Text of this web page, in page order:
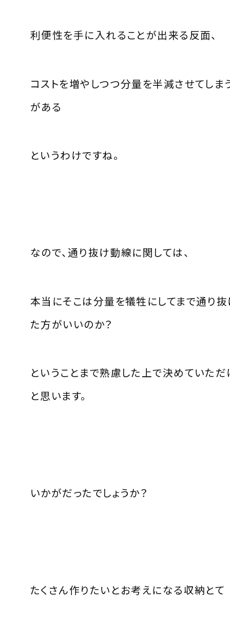
利便性を手に入れることが出来る反面、
コストを増やしつつ分量を半減させてしま
がある
というわけですね。
なので、通り抜け動線に関しては、
本当にそこは分量を犠牲にしてまで通り
た方がいいのか？
ということまで熟慮した上で決めていた
と思います。
いかがだったでしょうか？
たくさん作りたいとお考えになる収納とて